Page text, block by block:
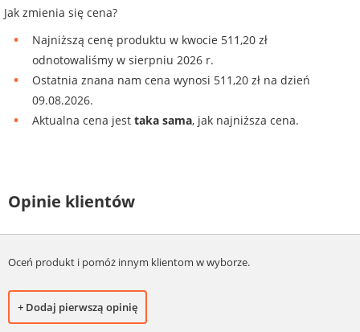
Jak zmienia się cena?
Najniższą cenę produktu w kwocie 511,20 zł
odnotowaliśmy w sierpniu 2026 r.
Ostatnia znana nam cena wynosi 511,20 zł na dzień
09.08.2026.
Aktualna cena jest taka sama, jak najniższa cena.
Opinie klientów
Oceń produkt i pomóż innym klientom w wyborze.
+ Dodaj pierwszą opinię